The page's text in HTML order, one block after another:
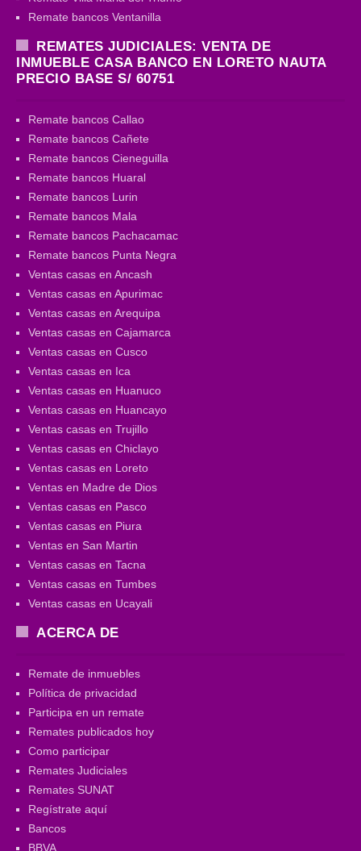
Remate bancos Ventanilla
REMATES JUDICIALES: VENTA DE
INMUEBLE CASA BANCO EN LORETO NAUTA
PRECIO BASE S/ 60751
Remate bancos Callao
Remate bancos Cañete
Remate bancos Cieneguilla
Remate bancos Huaral
Remate bancos Lurin
Remate bancos Mala
Remate bancos Pachacamac
Remate bancos Punta Negra
Ventas casas en Ancash
Ventas casas en Apurimac
Ventas casas en Arequipa
Ventas casas en Cajamarca
Ventas casas en Cusco
Ventas casas en Ica
Ventas casas en Huanuco
Ventas casas en Huancayo
Ventas casas en Trujillo
Ventas casas en Chiclayo
Ventas casas en Loreto
Ventas en Madre de Dios
Ventas casas en Pasco
Ventas casas en Piura
Ventas en San Martin
Ventas casas en Tacna
Ventas casas en Tumbes
Ventas casas en Ucayali
ACERCA DE
Remate de inmuebles
Política de privacidad
Participa en un remate
Remates publicados hoy
Como participar
Remates Judiciales
Remates SUNAT
Regístrate aquí
Bancos
BBVA